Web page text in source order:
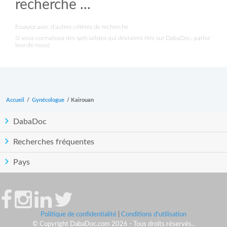
recherche ...
Essayez avec d'autres critères de recherche
Si vous connaissez des spécialistes qui devraient être sur DabaDoc, parlez
leur de nous!
Accueil / Gynécologue / Kairouan
DabaDoc
Recherches fréquentes
Pays
Politique de confidentialité
Conditions d'utilisation
© Copyright DabaDoc.com 2026 - Tous droits réservés..